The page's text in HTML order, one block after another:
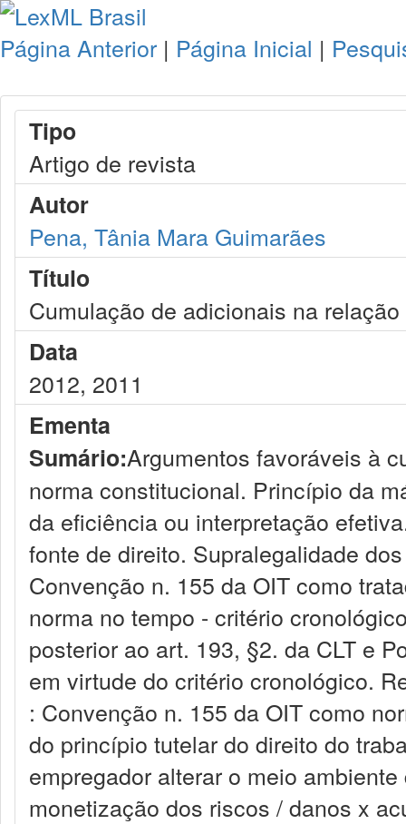
Página Anterior | Página Inicial |
Tipo
Artigo de revista
Autor
Pena, Tânia Mara Guimarães
Título
Cumulação de adicionais na
Data
2012, 2011
Ementa
Sumário:Argumentos favoráveis à
norma constitucional. Princípio da
da eficiência ou interpretação
fonte de direito. Supralegalidade
Convenção n. 155 da OIT como
norma no tempo - critério
posterior ao art. 193, §2. da CLT e
em virtude do critério cronológico.
: Convenção n. 155 da OIT como
do princípio tutelar do direito do
empregador alterar o meio
monetização dos riscos / danos x